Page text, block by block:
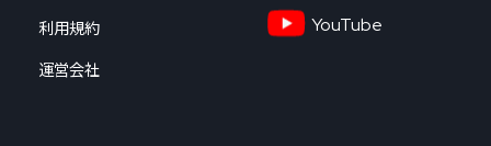
利用規約
運営会社
YouTube